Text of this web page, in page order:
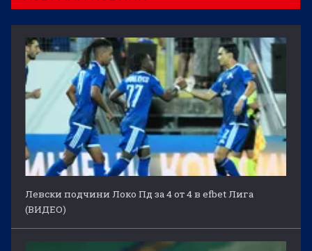
Левски подчини Локо Пд за 4 от 4 в efbet Лига
(ВИДЕО)